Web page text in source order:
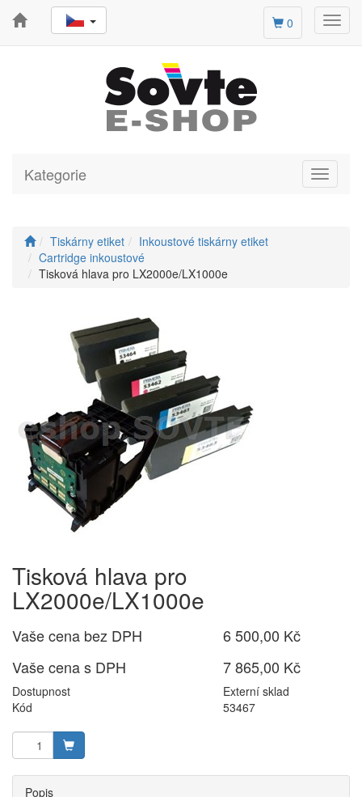
0
Toggle
Kategorie
Tiskárny etiket
Inkoustové tiskárny etiket
Cartridge inkoustové
Tisková hlava pro LX2000e/LX1000e
Tisková hlava pro
LX2000e/LX1000e
Vaše cena bez DPH
6 500,00 Kč
Vaše cena s DPH
7 865,00 Kč
Dostupnost
Externí sklad
Kód
53467
Popis